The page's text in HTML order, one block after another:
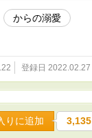
からの溺愛
登録日 2022.02.27
りに追加 3,135